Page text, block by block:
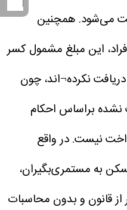
می‌شود. همچنین
این مبلغ مشمول کسر
نکرده¬اند، چون
نشده براساس احکام
نیست.در واقع
حق مسکن به مستمری‌بگیران،
از قانون و بدون محاسبات